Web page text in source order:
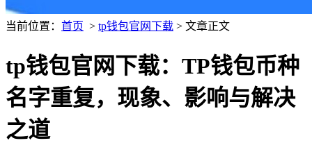
当前位置： 首页 > tp钱包官网下载 > 文章正文
tp钱包官网下载：TP钱包币种
名字重复，现象、影响与解决
之道